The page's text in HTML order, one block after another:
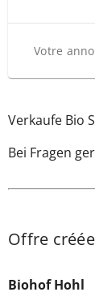
Votre
Verkaufe Bio
Bei Fragen
Offre
Biohof Hohl